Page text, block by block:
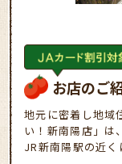
お店のご
地元に密着し地域
い！新南陽店」は
JR新南陽駅の近く